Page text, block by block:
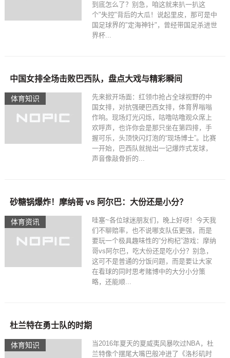
到底怎么了？别急，咱这就来扒一扒这
个"失控"背后的大瓜！说起里皮，那可是中
国足球界的"定海神针"，曾经带国足杀进世
界杯...
体育知识
中国女排全场击败巴西队，盘点大戏与精彩瞬间
先来掀开场面：红领巾抢占全球视野的中
国女排，对抗强硬巴西女排，体育界嗡嗡
作响。现场灯光闪烁，咕噜咕噜观众席上
欢呼声，也许你会是那只坐在第四排，手
握可乐，头顶快闪灯泡的“现场博士”。比赛
一开始，巴西队就抛出一记爆炸式发球，
声音像敲骨折的...
体育资讯
砂糖锅爆炸！摩纳哥 vs 阿尔巴：大份还是小分？
哇塞~各位球迷朋友们，晚上好呀！今天我
们不聊赔率，也不说哪支队伍更强，而是
要玩一个极具趣味性的“分枸杞”游戏：摩纳
哥vs阿尔巴，吃大份还是吃小分？别急，
这可不是普通的分饭问题，而是要让大家
在看球的同时思考赌博中的大分小分策
略，还能顺...
体育知识
杜兰特在勇士队的时期
当2016年夏天的夏威夷风暴吹过NBA，杜
兰特像个摆尾大嘴巴般冲进了《洛杉矶时